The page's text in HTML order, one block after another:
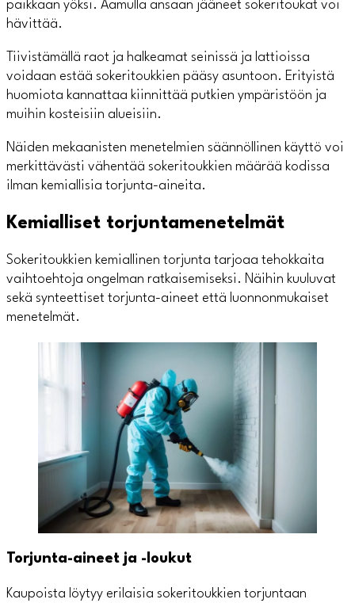
paikkaan yöksi. Aamulla ansaan jääneet sokeritoukat voi
hävittää.
Tiivistämällä raot ja halkeamat seinissä ja lattioissa
voidaan estää sokeritoukkien pääsy asuntoon. Erityistä
huomiota kannattaa kiinnittää putkien ympäristöön ja
muihin kosteisiin alueisiin.
Näiden mekaanisten menetelmien säännöllinen käyttö voi
merkittävästi vähentää sokeritoukkien määrää kodissa
ilman kemiallisia torjunta-aineita.
Kemialliset torjuntamenetelmät
Sokeritoukkien kemiallinen torjunta tarjoaa tehokkaita
vaihtoehtoja ongelman ratkaisemiseksi. Näihin kuuluvat
sekä synteettiset torjunta-aineet että luonnonmukaiset
menetelmät.
Torjunta-aineet ja -loukut
Kaupoista löytyy erilaisia sokeritoukkien torjuntaan